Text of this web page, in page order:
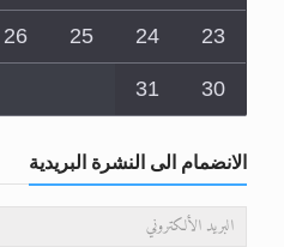
23
24
25
26
30
31
الانضمام الى النشرة البريدية